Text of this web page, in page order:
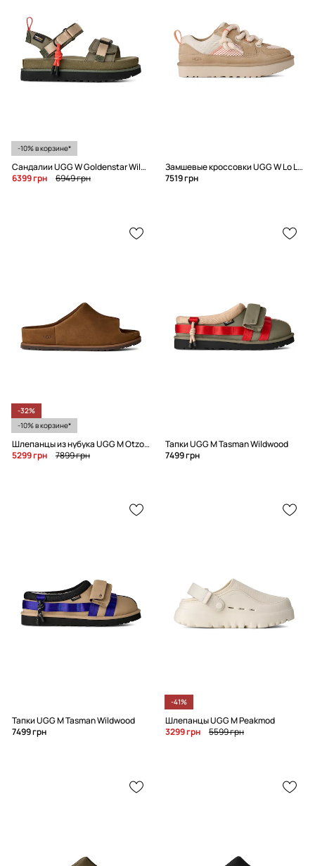
-10% в корзине*
Сандалии UGG W Goldenstar Wildwood
6399 грн
6949 грн
Замшевые кроссовки UGG W Lo Lowmel Mesh
7519 грн
-32%
-10% в корзине*
Шлепанцы из нубука UGG M Otzo Slide
5299 грн
7899 грн
Тапки UGG M Tasman Wildwood
7499 грн
Тапки UGG M Tasman Wildwood
7499 грн
-41%
Шлепанцы UGG M Peakmod
3299 грн
5599 грн